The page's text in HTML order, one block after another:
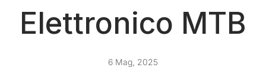
Elettronico MTB
6 Mag, 2025